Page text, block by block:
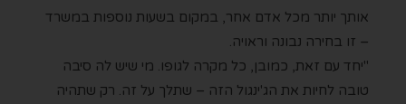
אותך יותר מכל אדם אחר, במקום בשעות נוספות במשרד
– זו בחירה נבונה וראויה.
"יחד עם זאת, כמובן, כל מקרה לגופו. מי שיש לה סיבה
טובה לחיות את הג'ינגול הזה – שתלך על זה. רק שתהיה